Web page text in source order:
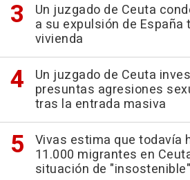
Un juzgado de Ceuta
a su expulsión de España
vivienda
Un juzgado de Ceuta
presuntas agresiones
tras la entrada masiva
Vivas estima que todavía
11.000 migrantes en
situación de "insostenible"